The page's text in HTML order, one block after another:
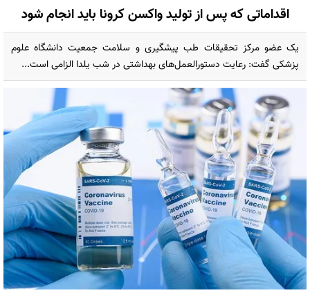
اقداماتی که پس از تولید واکسن کرونا باید انجام شود
یک عضو مرکز تحقیقات طب پیشگیری و سلامت جمعیت دانشگاه علوم
پزشکی گفت: رعایت دستورالعمل‌های بهداشتی در شب یلدا الزامی است...